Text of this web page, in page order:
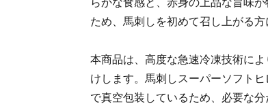
らかな食感と、赤身の上品な旨味
ため、馬刺しを初めて召し上がる
本商品は、高度な急速冷凍技術に
けします。馬刺しスーパーソフト
で真空包装しているため、必要な